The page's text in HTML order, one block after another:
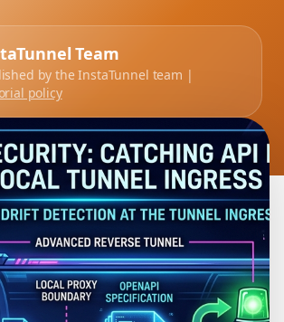
Team
by the InstaTunnel team |
policy